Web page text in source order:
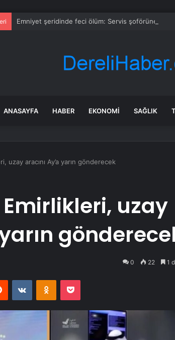
Emniyet şeridinde feci ölüm: Servis şoförüne
ANASAYFA HABER EKONOMI SAĞLIK
uzay aracını Ay’a yarın gönderecek
uzay
0 22 1
Reddit VKontakteOdnoklassniki
Pocket